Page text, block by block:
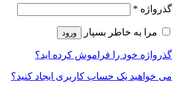
گذرواژه *
مرا به خاطر بسپار ورود
گذرواژه خود را فراموش کرده اید؟
می خواهید یک حساب کاربری ایجاد کنید؟